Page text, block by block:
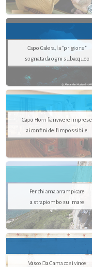
Capo Galera, la "prigione"
sognata da ogni subacqueo
Capo Horn fa rivivere imprese
ai confini dell’impossibile
Per chi ama arrampicare
a strapiombo sul mare
Vasco Da Gama così vince